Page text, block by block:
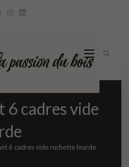
6 cadres vide
6 cadres vide ruchette lourde